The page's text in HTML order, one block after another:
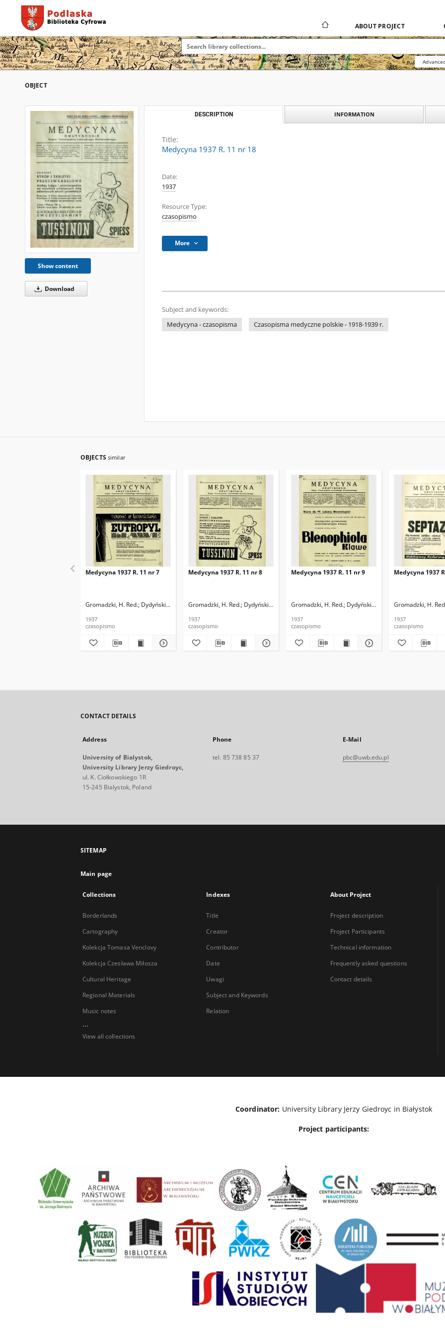
ABOUT PROJECT
OBJECT
Show content
Download
DESCRIPTION INFORMATION
Title:
Medycyna 1937 R. 11 nr 18
Date:
1937
Resource Type:
czasopismo
More
Subject and keywords:
Medycyna - czasopisma
Czasopisma medyczne polskie - 1918-1939 r.
OBJECTS similar
Medycyna 1937 R. 11 nr 7
Gromadzki, H. Red. Dydyński, Ludwik. Red.
1937
czasopismo
Medycyna 1937 R. 11 nr 8
Gromadzki, H. Red. Dydyński, Ludwik. Red.
1937
czasopismo
Medycyna 1937 R. 11 nr 9
Gromadzki, H. Red. Dydyński, Ludwik. Red.
1937
czasopismo
Medycyna 1937
Gromadzki, H.
1937
czasopismo
CONTACT DETAILS
Address
University of Bialystok,
University Library Jerzy Giedroyc,
ul. K. Ciołkowskiego 1R
15-245 Bialystok, Poland
Phone
tel. 85 738 85 37
E-Mail
pbc@uwb.edu.pl
SITEMAP
Main page
Collections
Borderlands
Cartography
Kolekcja Tomasa Venclovy
Kolekcja Czesława Miłosza
Cultural Heritage
Regional Materials
Music notes
...
View all collections
Indexes
Title
Creator
Contributor
Date
Uwagi
Subject and Keywords
Relation
About Project
Project description
Project Participants
Technical information
Frequently asked questions
Contact details
Coordinator: University Library Jerzy Giedroyc in Białystok
Project participants: